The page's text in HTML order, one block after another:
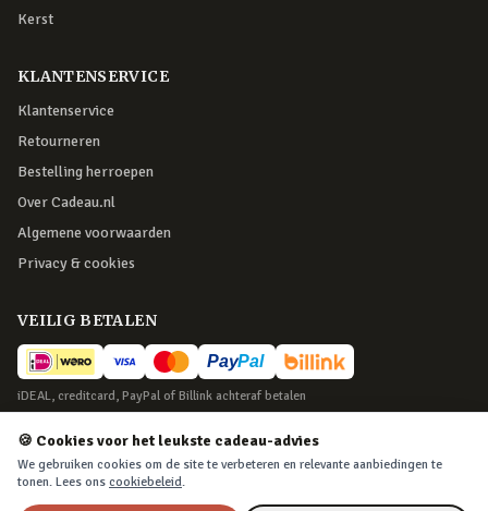
Kerst
KLANTENSERVICE
Klantenservice
Retourneren
Bestelling herroepen
Over Cadeau.nl
Algemene voorwaarden
Privacy & cookies
VEILIG BETALEN
iDEAL, creditcard, PayPal of Billink achteraf betalen
BEZORGING
Voor 22:45 besteld, morgen in huis. Tot 365 dagen retourneren.
🍪 Cookies voor het leukste cadeau-advies
We gebruiken cookies om de site te verbeteren en relevante aanbiedingen te
tonen. Lees ons cookiebeleid.